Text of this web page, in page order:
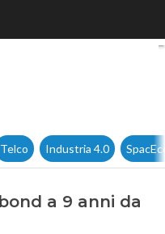
Italia lancia bond a
Telco Industria 4.0
a 9 anni da